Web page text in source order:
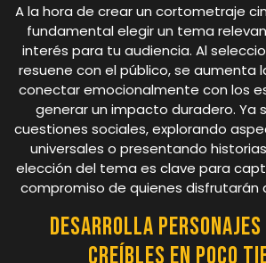
A la hora de crear un cortometraje
fundamental elegir un tema
interés para tu audiencia. Al
resuene con el público, se aumenta
conectar emocionalmente con los
generar un impacto duradero. Ya
cuestiones sociales, explorando
universales o presentando
elección del tema es clave para
compromiso de quienes disfrutarán
Desarrolla
creíbles en poco